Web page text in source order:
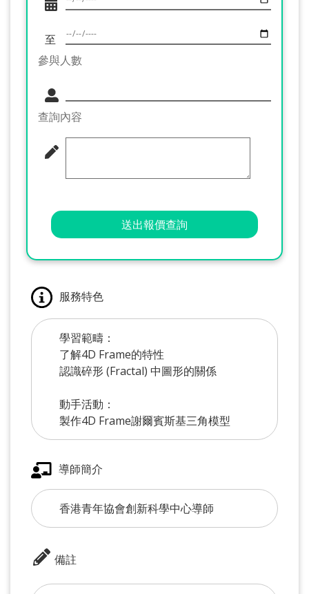
至
參與人數
查詢內容
送出報價查詢
服務特色
學習範疇：
了解4D Frame的特性
認識碎形 (Fractal) 中圖形的關係
動手活動：
製作4D Frame謝爾賓斯基三角模型
導師簡介
香港青年協會創新科學中心導師
備註